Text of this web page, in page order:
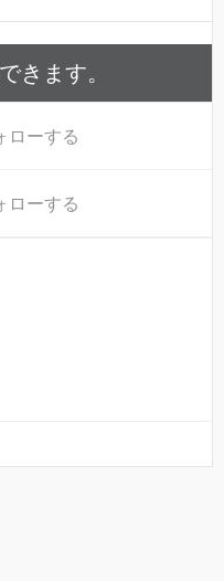
きます。
ローする
ローする